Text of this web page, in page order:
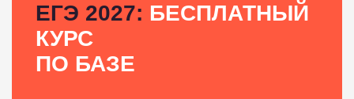
ЕГЭ 2027: БЕСПЛАТНЫЙ
КУРС
ПО БАЗЕ